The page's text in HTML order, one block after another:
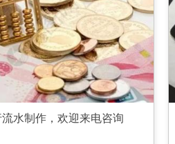
水制作，欢迎来电咨询